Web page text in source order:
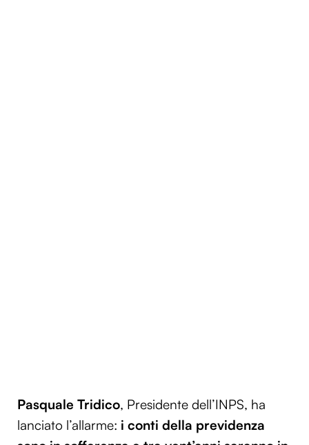
Pasquale Tridico, Presidente dell’INPS, ha
lanciato l’allarme: i conti della previdenza